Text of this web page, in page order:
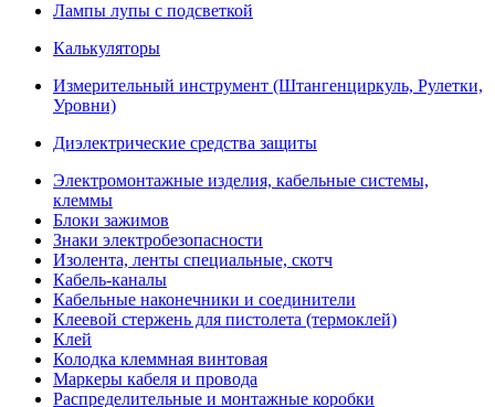
Лампы лупы с подсветкой
Калькуляторы
Измерительный инструмент (Штангенциркуль, Рулетки,
Уровни)
Диэлектрические средства защиты
Электромонтажные изделия, кабельные системы,
клеммы
Блоки зажимов
Знаки электробезопасности
Изолента, ленты специальные, скотч
Кабель-каналы
Кабельные наконечники и соединители
Клеевой стержень для пистолета (термоклей)
Клей
Колодка клеммная винтовая
Маркеры кабеля и провода
Распределительные и монтажные коробки